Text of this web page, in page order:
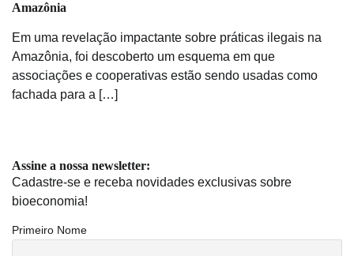
Amazônia
Em uma revelação impactante sobre práticas ilegais na
Amazônia, foi descoberto um esquema em que
associações e cooperativas estão sendo usadas como
fachada para a […]
Assine a nossa newsletter:
Cadastre-se e receba novidades exclusivas sobre
bioeconomia!
Primeiro Nome